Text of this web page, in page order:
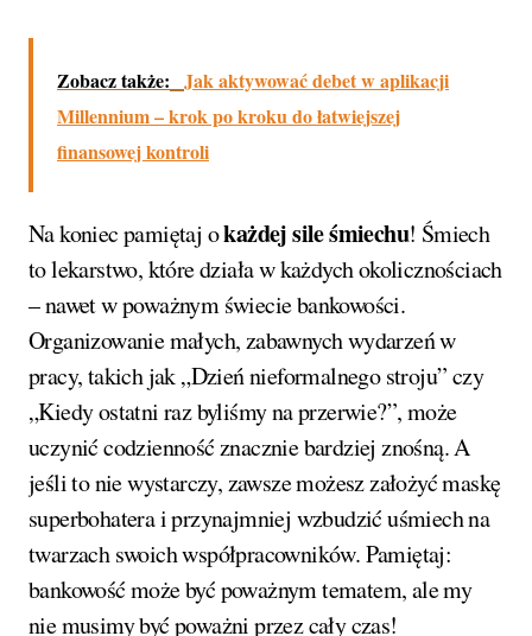
Zobacz także: Jak aktywować debet w aplikacji
Millennium – krok po kroku do łatwiejszej
finansowej kontroli
Na koniec pamiętaj okażdej sile śmiechu! Śmiech
to lekarstwo, które działa w każdych okolicznościach
– nawet w poważnym świecie bankowości.
Organizowanie małych, zabawnych wydarzeń w
pracy, takich jak „Dzień nieformalnego stroju” czy
„Kiedy ostatni raz byliśmy na przerwie?”, może
uczynić codzienność znacznie bardziej znośną. A
jeśli to nie wystarczy, zawsze możesz założyć maskę
superbohatera i przynajmniej wzbudzić uśmiech na
twarzach swoich współpracowników. Pamiętaj:
bankowość może być poważnym tematem, ale my
nie musimy być poważni przez cały czas!